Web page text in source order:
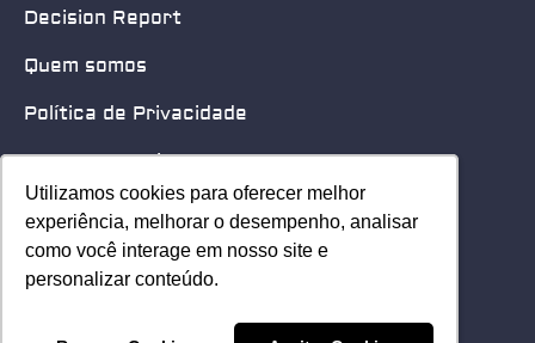
Utilizamos cookies para oferecer melhor
experiência, melhorar o desempenho, analisar
como você interage em nosso site e
personalizar conteúdo.
Utilizamos cookies para oferecer melhor
experiência, melhorar o desempenho, analisar
como você interage em nosso site e
personalizar conteúdo.
Decision Report
Quem somos
Política de Privacidade
Quero patrocinar
Contato
Home
© 2025 Security Leader. Todos os Direitos Reservados.